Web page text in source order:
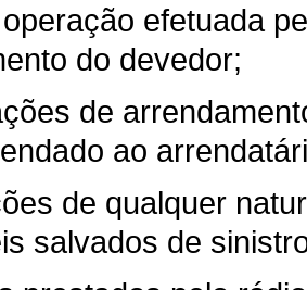
efetuada
do devedor;
de
ao
de qualquer
salvados de